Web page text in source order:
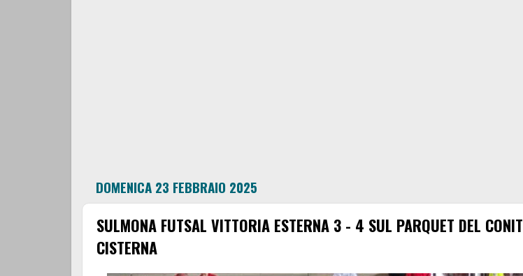
DOMENICA 23 FEBBRAIO 2025
SULMONA FUTSAL VITTORIA ESTERNA 3 - 4 SUL PARQUET DEL CONIT
CISTERNA